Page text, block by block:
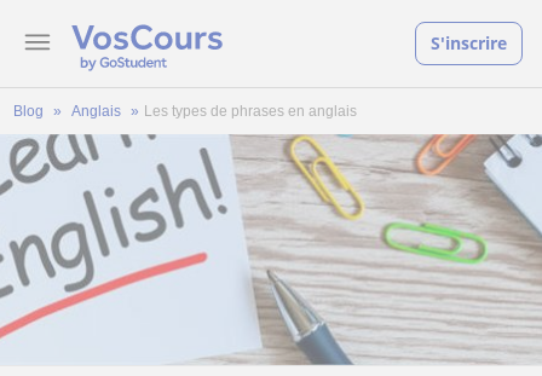
S'inscrire
Blog Anglais Les types de phrases en anglais